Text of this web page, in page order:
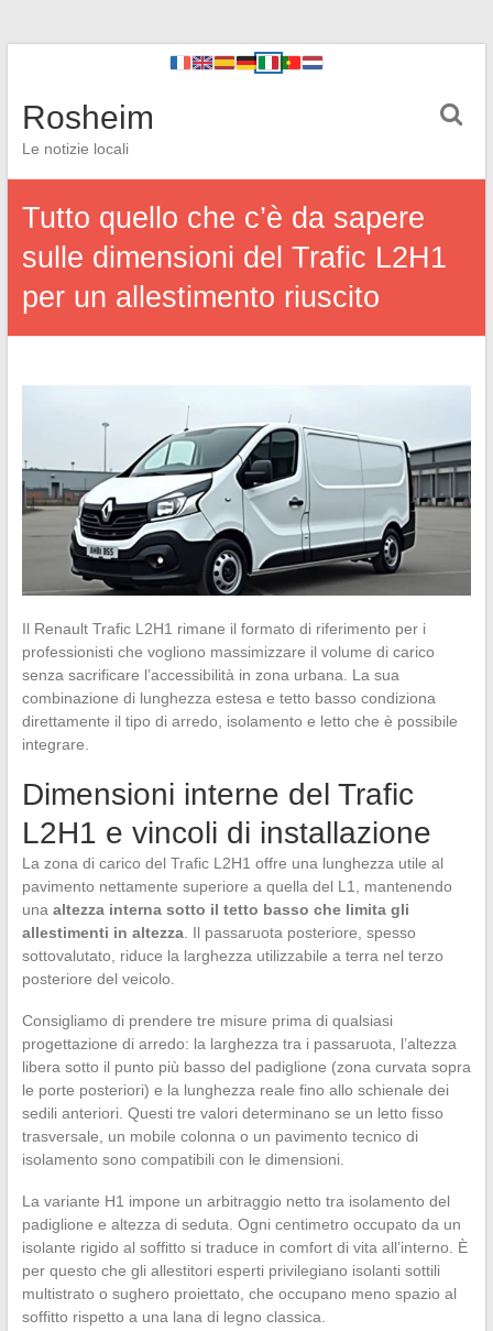
Rosheim
Le notizie locali
Tutto quello che c’è da sapere
sulle dimensioni del Trafic L2H1
per un allestimento riuscito
Il Renault Trafic L2H1 rimane il formato di riferimento per i
professionisti che vogliono massimizzare il volume di carico
senza sacrificare l’accessibilità in zona urbana. La sua
combinazione di lunghezza estesa e tetto basso condiziona
direttamente il tipo di arredo, isolamento e letto che è possibile
integrare.
Dimensioni interne del Trafic
L2H1 e vincoli di installazione
La zona di carico del Trafic L2H1 offre una lunghezza utile al
pavimento nettamente superiore a quella del L1, mantenendo
una altezza interna sotto il tetto basso che limita gli
allestimenti in altezza. Il passaruota posteriore, spesso
sottovalutato, riduce la larghezza utilizzabile a terra nel terzo
posteriore del veicolo.
Consigliamo di prendere tre misure prima di qualsiasi
progettazione di arredo: la larghezza tra i passaruota, l’altezza
libera sotto il punto più basso del padiglione (zona curvata sopra
le porte posteriori) e la lunghezza reale fino allo schienale dei
sedili anteriori. Questi tre valori determinano se un letto fisso
trasversale, un mobile colonna o un pavimento tecnico di
isolamento sono compatibili con le dimensioni.
La variante H1 impone un arbitraggio netto tra isolamento del
padiglione e altezza di seduta. Ogni centimetro occupato da un
isolante rigido al soffitto si traduce in comfort di vita all’interno. È
per questo che gli allestitori esperti privilegiano isolanti sottili
multistrato o sughero proiettato, che occupano meno spazio al
soffitto rispetto a una lana di legno classica.